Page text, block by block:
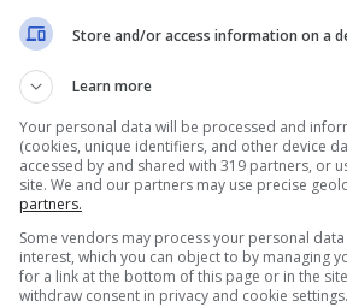
Mertens sarebbe entrato nel
il no di Morata ha da che trovare
attaccante.
su Mertens
felici sicuramente i tifosi del
si sarebbero posati gli occhi si
Store and/or access information on a
Learn more
Your personal data will be processed and
(cookies, unique identifiers, and other device
accessed by and shared with 319 partners, or
site. We and our partners may use precise
partners.
Some vendors may process your personal
interest, which you can object to by managing
for a link at the bottom of this page or in the
withdraw consent in privacy and cookie settings.